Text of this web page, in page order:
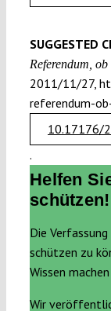
SUGGESTED
Referendum,
2011/11/27,
referendum-
10.17176/
.
Helfen
schützen!
Die
schützen zu
Wissen
Wir